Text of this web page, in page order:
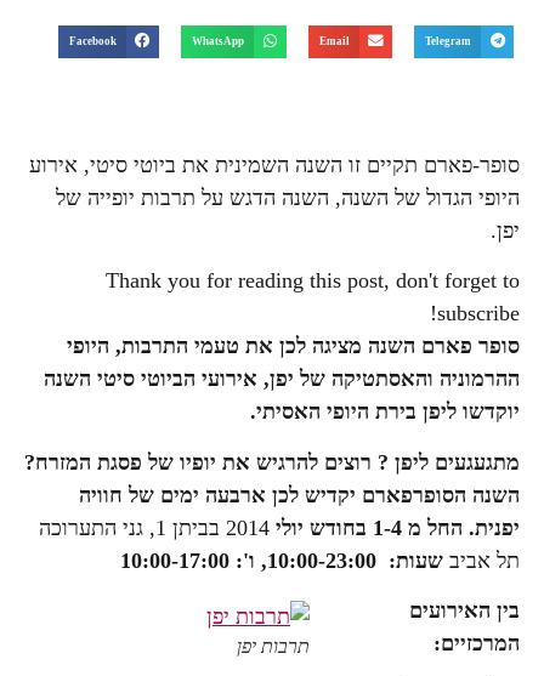
Telegram
Email
WhatsApp
Facebook
סופר-פארם תקיים זו השנה השמינית את ביוטי סיטי, אירוע
היופי הגדול של השנה, השנה הדגש על תרבות יופייה של
יפן.
Thank you for reading this post, don't forget to
subscribe!
סופר פארם השנה מציגה לכן את טעמי התרבות, היופי
ההרמוניה והאסתטיקה של יפן, אירועי הביוטי סיטי השנה
יוקדשו ליפן בירת היופי האסיתי.
מתגעגעים ליפן ? רוצים להרגיש את יופיו של פסגת המזרח?
השנה הסופרפארם יקדיש לכן ארבעה ימים של חוויה
יפנית. החל מ 1-4 בחודש יולי
2014 בביתן 1, גני התערוכה
תל אביב שעות: 10:00-23:00, ו': 10:00-17:00
תרבות יפן
בין האירועים
המרכזיים: